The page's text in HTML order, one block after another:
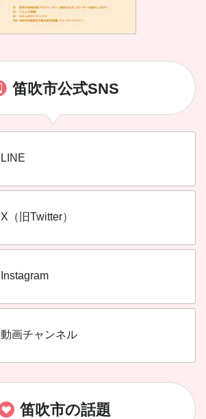
笛吹市公式SNS
LINE
X（旧Twitter）
Instagram
動画チャンネル
笛吹市の話題